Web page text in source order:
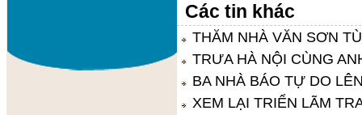
Các tin khác
THĂM NHÀ VĂN SƠN
TRƯA HÀ NỘI CÙNG
BA NHÀ BÁO TỰ DO
XEM LẠI TRIỂN LÃM